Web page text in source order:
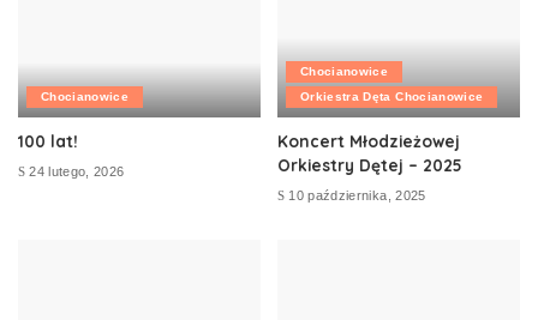
Chocianowice
100 lat!
24 lutego, 2026
Chocianowice
Orkiestra Dęta Chocianowice
Koncert Młodzieżowej
Orkiestry Dętej – 2025
10 października, 2025